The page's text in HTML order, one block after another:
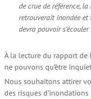
de crue de référence,
retrouverait inondée
devra pouvoir s’écouler
À la lecture du rapport de
ne pouvons qu’être
Nous souhaitons attirer
des risques d’inondations